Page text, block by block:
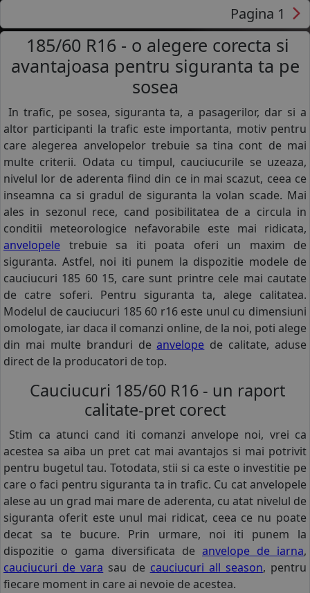
Pagina 1
185/60 R16 - o alegere corecta si
avantajoasa pentru siguranta ta pe
sosea
In trafic, pe sosea, siguranta ta, a pasagerilor, dar si a
altor participanti la trafic este importanta, motiv pentru
care alegerea anvelopelor trebuie sa tina cont de mai
multe criterii. Odata cu timpul, cauciucurile se uzeaza,
nivelul lor de aderenta fiind din ce in mai scazut, ceea ce
inseamna ca si gradul de siguranta la volan scade. Mai
ales in sezonul rece, cand posibilitatea de a circula in
conditii meteorologice nefavorabile este mai ridicata,
anvelopele trebuie sa iti poata oferi un maxim de
siguranta. Astfel, noi iti punem la dispozitie modele de
cauciucuri 185 60 15, care sunt printre cele mai cautate
de catre soferi. Pentru siguranta ta, alege calitatea.
Modelul de cauciucuri 185 60 r16 este unul cu dimensiuni
omologate, iar daca il comanzi online, de la noi, poti alege
din mai multe branduri deanvelope de calitate, aduse
direct de la producatori de top.
Cauciucuri 185/60 R16 - un raport
calitate-pret corect
Stim ca atunci cand iti comanzi anvelope noi, vrei ca
acestea sa aiba un pret cat mai avantajos si mai potrivit
pentru bugetul tau. Totodata, stii si ca este o investitie pe
care o faci pentru siguranta ta in trafic. Cu cat anvelopele
alese au un grad mai mare de aderenta, cu atat nivelul de
siguranta oferit este unul mai ridicat, ceea ce nu poate
decat sa te bucure. Prin urmare, noi iti punem la
dispozitie o gama diversificata de anvelope de iarna,
cauciucuri de vara sau de cauciucuri all season, pentru
fiecare moment in care ai nevoie de acestea.